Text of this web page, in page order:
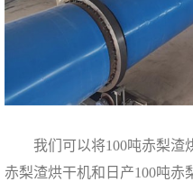
我们可以将100吨赤梨渣
赤梨渣烘干机和日产100吨赤